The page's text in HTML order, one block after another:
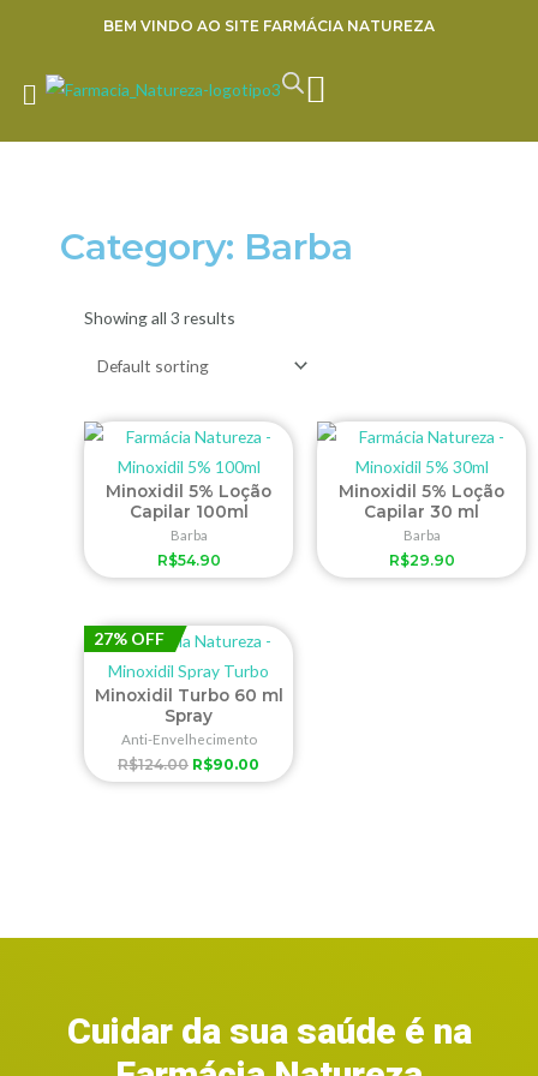
conteúdo
BEM VINDO AO SITE FARMÁCIA NATUREZA
Category: Barba
Showing all 3 results
Minoxidil 5% Loção
Capilar 100ml
Barba
R$54.90
Minoxidil 5% Loção
Capilar 30 ml
Barba
R$29.90
27% OFF
Minoxidil Turbo 60 ml
Spray
Anti-Envelhecimento
R$124.00 R$90.00
Cuidar da sua saúde é na